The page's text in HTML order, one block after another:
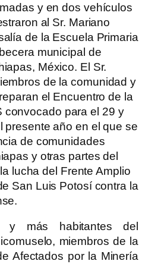
y en dos vehículos
al Sr. Mariano
de la Escuela Primaria
municipal de
México. El Sr.
de la comunidad y
el Encuentro de la
convocado para el 29 y
presente año en el que se
de comunidades
y otras partes del
lucha del Frente Amplio
San Luis Potosí contra la
y más habitantes del
miembros de la
Afectados por la Minería